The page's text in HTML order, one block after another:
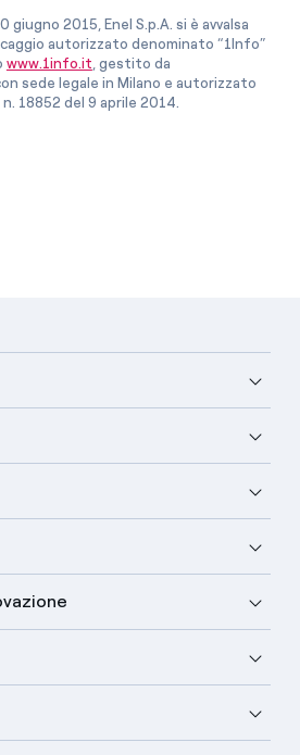
giugno 2015, Enel S.p.A. si è avvalsa
autorizzato denominato “1Info”
www.1info.it , gestito da
sede legale in Milano e autorizzato
18852 del 9 aprile 2014.